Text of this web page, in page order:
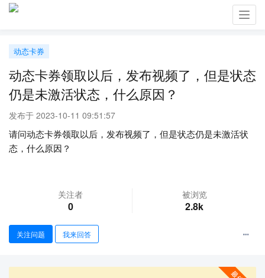
动态卡券
动态卡券领取以后，发布视频了，但是状态
仍是未激活状态，什么原因？
发布于 2023-10-11 09:51:57
请问动态卡券领取以后，发布视频了，但是状态仍是未激活状
态，什么原因？
关注者
0
被浏览
2.8k
关注问题 我来回答